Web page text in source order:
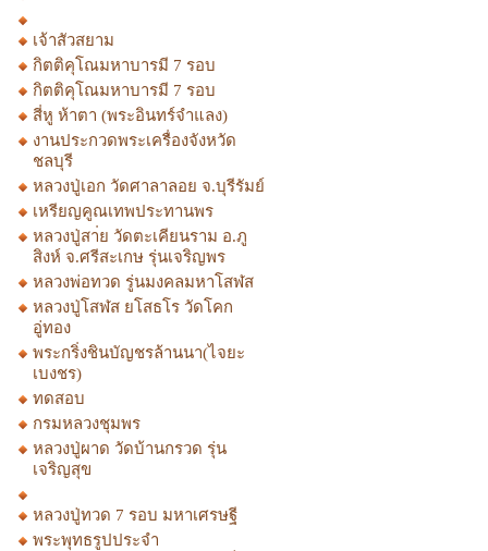
เจ้าสัวสยาม
กิตติคุโณมหาบารมี 7 รอบ
กิตติคุโณมหาบารมี 7 รอบ
สี่หู ห้าตา (พระอินทร์จำแลง)
งานประกวดพระเครื่องจังหวัด
ชลบุรี
หลวงปู่เอก วัดศาลาลอย จ.บุรีรัมย์
เหรียญคูณเทพประทานพร
หลวงปู่สา่ย วัดตะเคียนราม อ.ภู
สิงห์ จ.ศรีสะเกษ รุ่นเจริญพร
หลวงพ่อทวด รู่นมงคลมหาโสฬส
หลวงปู่โสฬส ยโสธโร วัดโคก
อู่ทอง
พระกริ่งชินบัญชรล้านนา(ไจยะ
เบงชร)
ทดสอบ
กรมหลวงชุมพร
หลวงปู่ผาด วัดบ้านกรวด รุ่น
เจริญสุข
หลวงปู่ทวด 7 รอบ มหาเศรษฐี
พระพุทธรูปประจำ